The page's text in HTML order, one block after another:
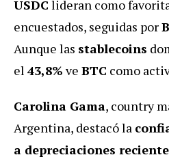
USDC lideran como
encuestados, seguidas por
Aunque las stablecoins
el 43,8% ve BTC como
Carolina Gama, country
Argentina, destacó la
a depreciaciones